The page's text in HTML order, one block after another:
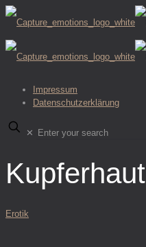
Impressum
Datenschutzerklärung
✕
Kupferhaut
Erotik